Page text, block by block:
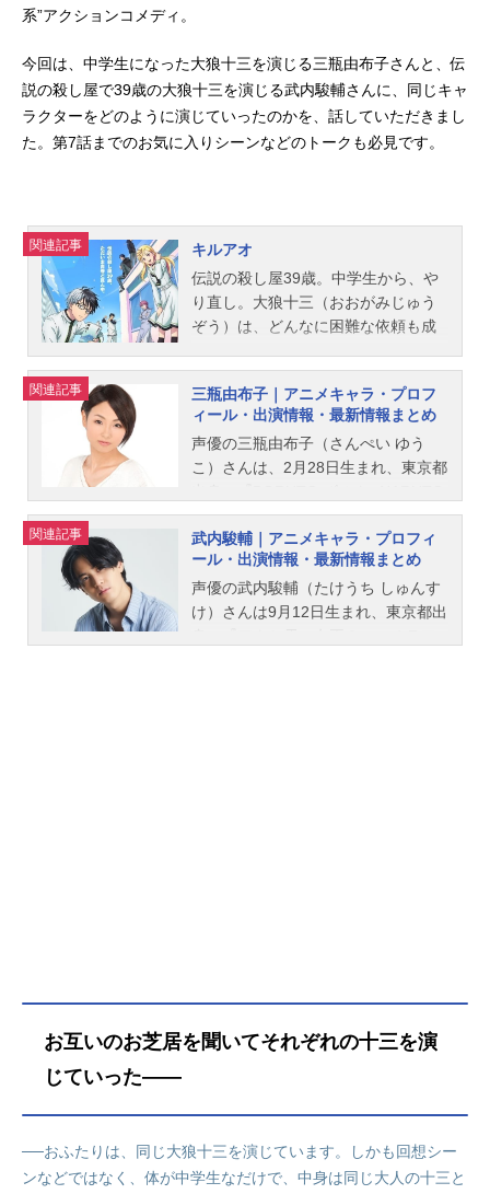
系”アクションコメディ。
今回は、中学生になった大狼十三を演じる三瓶由布子さんと、伝
説の殺し屋で39歳の大狼十三を演じる武内駿輔さんに、同じキャ
ラクターをどのように演じていったのかを、話していただきまし
た。第7話までのお気に入りシーンなどのトークも必見です。
関連記事
キルアオ
伝説の殺し屋39歳。中学生から、や
り直し。大狼十三（おおがみじゅう
ぞう）は、どんなに困難な依頼も成
ある組織を壊滅させた十三は謎の蜂
に刺され、気を失ってしまう。目を
覚ますと十三は39歳の大人から13歳
の子どもの姿になっていた！驚く十
三の元にボスから「その姿で中学校
ち受けていたのは、個性豊かなクラ
スメイトたちとの青春スクールライ
フだったーー元の姿に戻ることがで
きるのか！？十三のもとに刺客が迫
る！作品名キルアオ放送形態TVアニ
ン：大導寺美穂美術監督：権瓶岳斗
監督：...
関連記事
三瓶由布子｜アニメキャラ・プロフ
ィール・出演情報・最新情報まとめ
声優の三瓶由布子（さんぺい ゆう
こ）さんは、2月28日生まれ、東京都
NEXT GENERATIONS』のうずまき
ボルト役をはじめ、『Yes！プリキュ
ア5』の夢原のぞみ / キュアドリーム
役など、人気作品のキャラクターを
多く演じています。こちらでは、三
関連記事
武内駿輔｜アニメキャラ・プロフィ
ール・出演情報・最新情報まとめ
声優の武内駿輔（たけうち しゅんす
け）さんは9月12日生まれ、東京都出
お互いのお芝居を聞いてそれぞれの十三を演
じていった――
──おふたりは、同じ大狼十三を演じています。しかも回想シー
ンなどではなく、体が中学生なだけで、中身は同じ大人の十三と